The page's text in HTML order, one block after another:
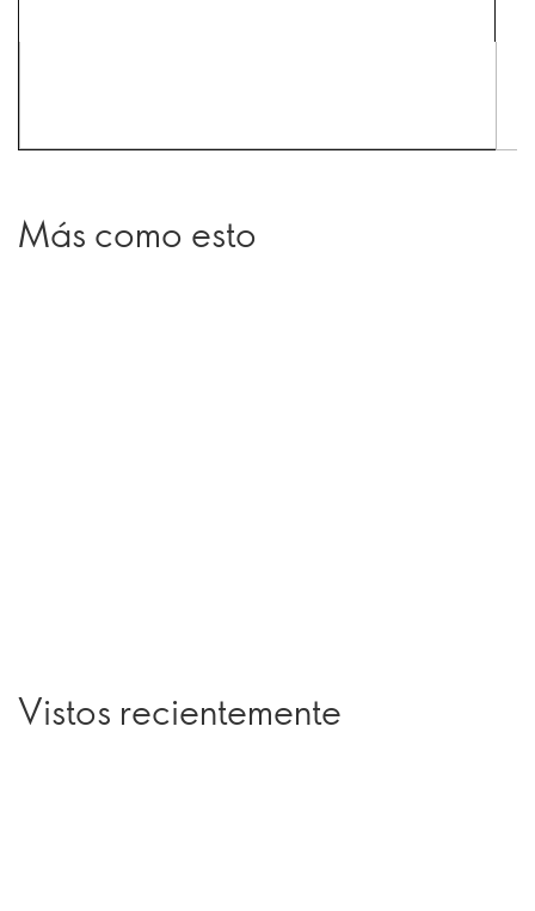
Más como esto
Vistos recientemente